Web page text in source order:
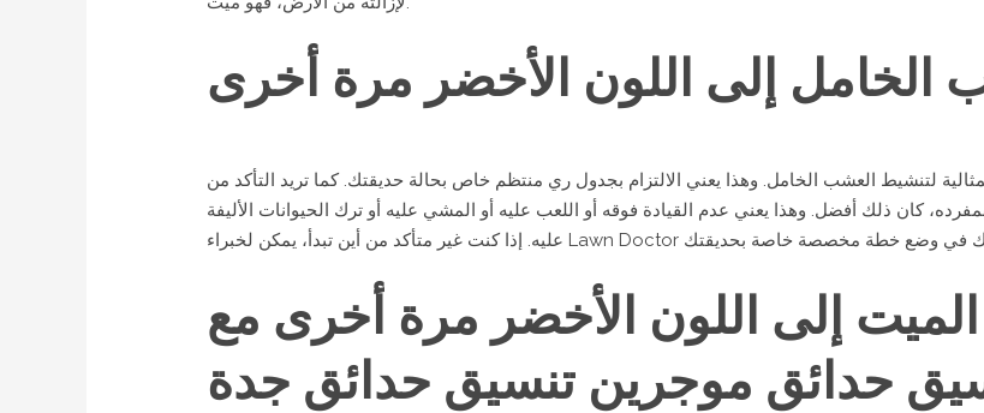
الخامل إلى اللون الأخضر مرة أخرى
لتنشيط العشب الخامل. وهذا يعني الالتزام بجدول ري منتظم خاص بحالة حديقتك. كما تريد التأكد من
كان ذلك أفضل. وهذا يعني عدم القيادة فوقه أو اللعب عليه أو المشي عليه أو ترك الحيوانات الأليفة
إلى اللون الأخضر مرة أخرى مع
حدائق موجرين تنسيق حدائق جدة